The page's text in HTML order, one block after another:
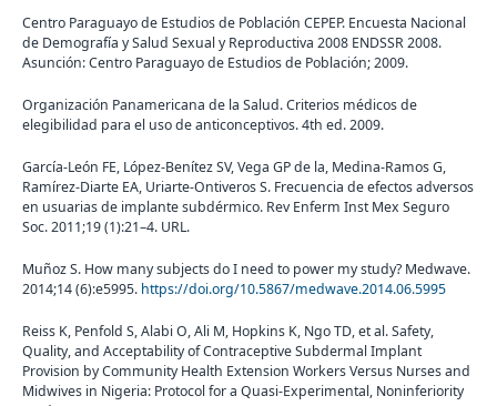
Centro Paraguayo de Estudios de Población CEPEP. Encuesta Nacional
de Demografía y Salud Sexual y Reproductiva 2008 ENDSSR 2008.
Asunción: Centro Paraguayo de Estudios de Población; 2009.
Organización Panamericana de la Salud. Criterios médicos de
elegibilidad para el uso de anticonceptivos. 4th ed. 2009.
García-León FE, López-Benítez SV, Vega GP de la, Medina-Ramos G,
Ramírez-Diarte EA, Uriarte-Ontiveros S. Frecuencia de efectos adversos
en usuarias de implante subdérmico. Rev Enferm Inst Mex Seguro
Soc. 2011;19 (1):21–4. URL.
Muñoz S. How many subjects do I need to power my study? Medwave.
2014;14 (6):e5995. https://doi.org/10.5867/medwave.2014.06.5995
Reiss K, Penfold S, Alabi O, Ali M, Hopkins K, Ngo TD, et al. Safety,
Quality, and Acceptability of Contraceptive Subdermal Implant
Provision by Community Health Extension Workers Versus Nurses and
Midwives in Nigeria: Protocol for a Quasi-Experimental, Noninferiority